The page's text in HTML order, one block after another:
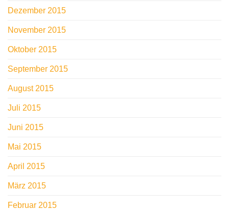
Dezember 2015
November 2015
Oktober 2015
September 2015
August 2015
Juli 2015
Juni 2015
Mai 2015
April 2015
März 2015
Februar 2015